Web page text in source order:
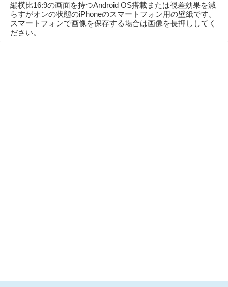
縦横比16:9の画面を持つAndroid OS搭載または視差効果を減
らすがオンの状態のiPhoneのスマートフォン用の壁紙です。
スマートフォンで画像を保存する場合は画像を長押ししてく
ださい。